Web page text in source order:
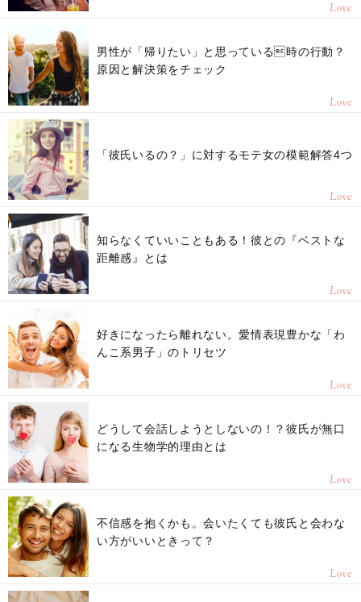
Love
男性が「帰りたい」と思っている時の行動？
原因と解決策をチェック
Love
「彼氏いるの？」に対するモテ女の模範解答4つ
Love
知らなくていいこともある！彼との『ベストな
距離感』とは
Love
好きになったら離れない。愛情表現豊かな「わ
んこ系男子」のトリセツ
Love
どうして会話しようとしないの！？彼氏が無口
になる生物学的理由とは
Love
不信感を抱くかも。会いたくても彼氏と会わな
い方がいいときって？
Love